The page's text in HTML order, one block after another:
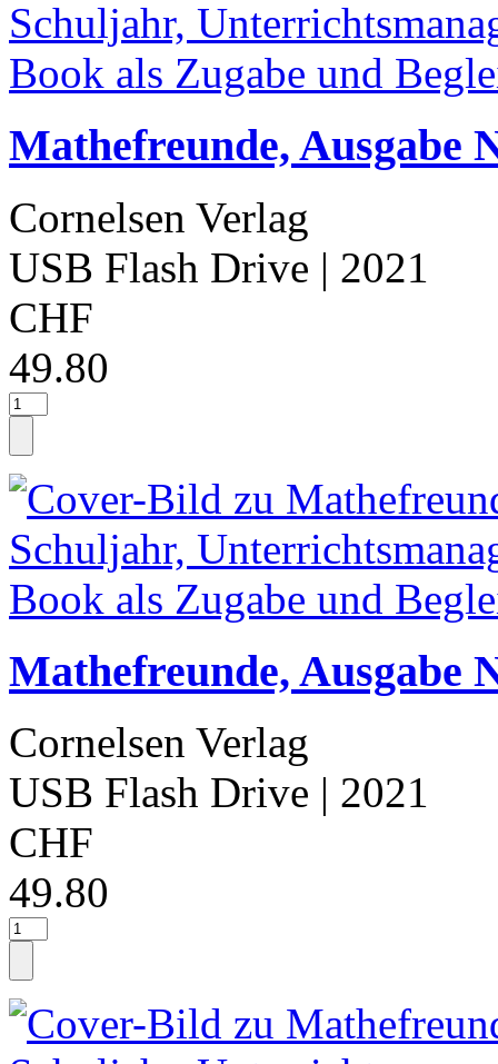
Mathefreunde, Ausgabe
Cornelsen Verlag
USB Flash Drive | 2021
CHF
49.80
Mathefreunde, Ausgabe
Cornelsen Verlag
USB Flash Drive | 2021
CHF
49.80